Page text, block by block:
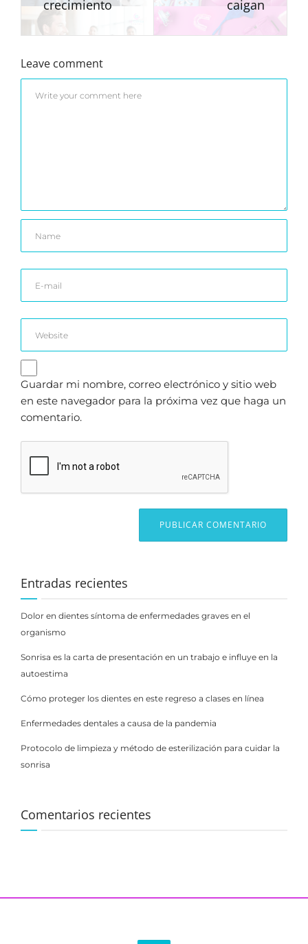
crecimiento caigan
Leave comment
Guardar mi nombre, correo electrónico y sitio web
en este navegador para la próxima vez que haga un
comentario.
Entradas recientes
Dolor en dientes síntoma de enfermedades graves en el
organismo
Sonrisa es la carta de presentación en un trabajo e influye en la
autoestima
Cómo proteger los dientes en este regreso a clases en línea
Enfermedades dentales a causa de la pandemia
Protocolo de limpieza y método de esterilización para cuidar la
sonrisa
Comentarios recientes